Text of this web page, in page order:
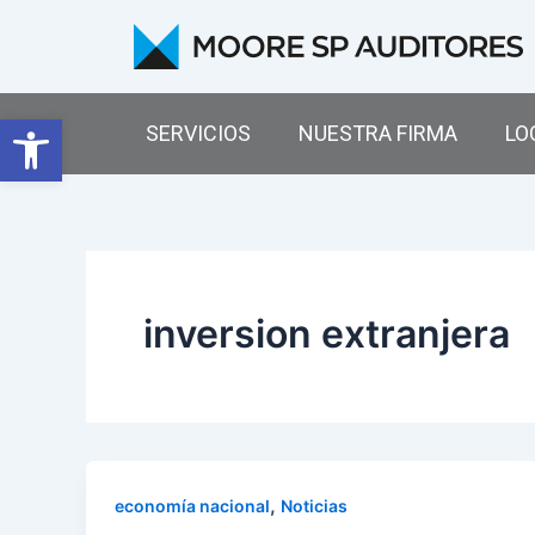
Abrir barra de herramientas
SERVICIOS NUESTRA FIRMA
inversion extranjera
economía nacional, Noticias